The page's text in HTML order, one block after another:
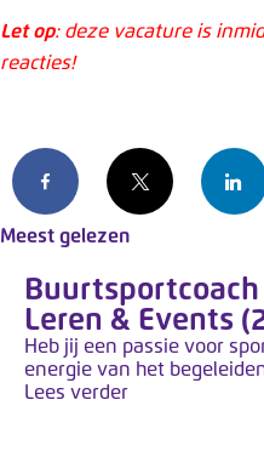
Let op: deze vacature is
reacties!
Facebook X LinkedIn
Meest gelezen
Buurtsportcoach
Leren & Events
Heb jij een passie voor
energie van het
Lees verder